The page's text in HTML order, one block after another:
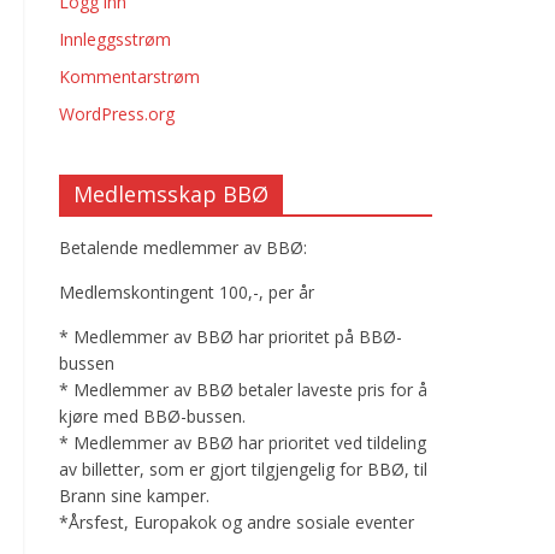
Innleggsstrøm
Kommentarstrøm
WordPress.org
Medlemsskap BBØ
Betalende medlemmer av BBØ:
Medlemskontingent 100,-, per år
* Medlemmer av BBØ har prioritet på BBØ-
bussen
* Medlemmer av BBØ betaler laveste pris for å
kjøre med BBØ-bussen.
* Medlemmer av BBØ har prioritet ved tildeling
av billetter, som er gjort tilgjengelig for BBØ, til
Brann sine kamper.
*Årsfest, Europakok og andre sosiale eventer